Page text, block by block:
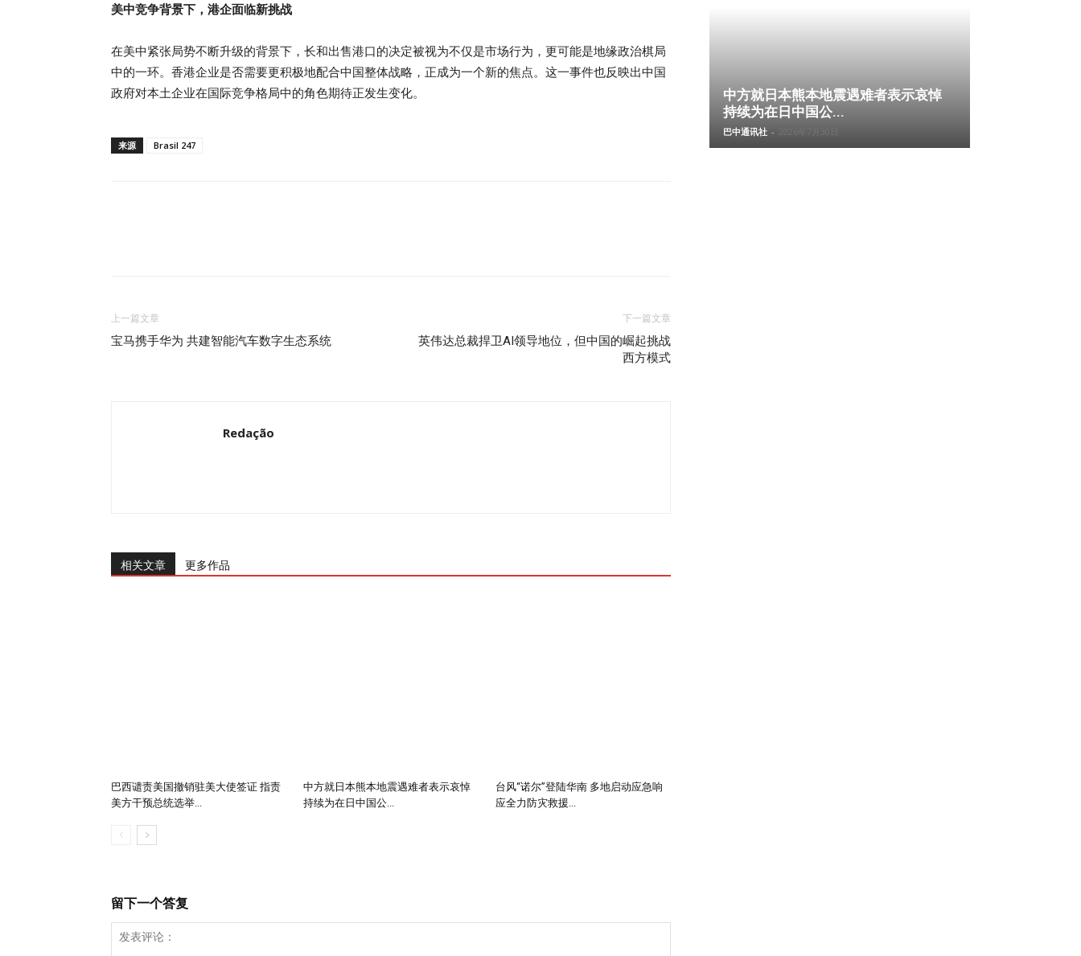
美中竞争背景下，港企面临新挑战
在美中紧张局势不断升级的背景下，长和出售港口的决定被视为不仅是市场行为，更可能是地缘政治棋局
中的一环。香港企业是否需要更积极地配合中国整体战略，正成为一个新的焦点。这一事件也反映出中国
政府对本土企业在国际竞争格局中的角色期待正发生变化。
来源 Brasil 247
上一篇文章
宝马携手华为 共建智能汽车数字生态系统
下一篇文章
英伟达总裁捍卫AI领导地位，但中国的崛起挑战
西方模式
Redação
相关文章 更多作品
巴西谴责美国撤销驻美大使签证 指责
美方干预总统选举...
中方就日本熊本地震遇难者表示哀悼
持续为在日中国公...
台风“诺尔”登陆华南 多地启动应急响
应全力防灾救援...
留下一个答复
中方就日本熊本地震遇难者表示哀悼
持续为在日中国公...
巴中通讯社 - 2026年7月30日